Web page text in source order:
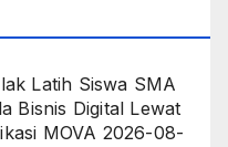
Latih Siswa SMA
Bisnis Digital Lewat
MOVA 2026-08-